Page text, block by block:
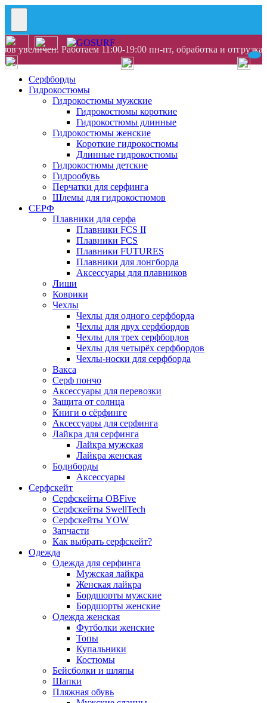
увеличен. Работаем 11:00-19:00 пн-пт, обработка и
Серфборды
Гидрокостюмы
Гидрокостюмы мужские
Гидрокостюмы короткие
Гидрокостюмы длинные
Гидрокостюмы женские
Короткие гидрокостюмы
Длинные гидрокостюмы
Гидрокостюмы детские
Гидрообувь
Перчатки для серфинга
Шлемы для гидрокостюмов
СЕРФ
Плавники для серфа
Плавники FCS II
Плавники FCS
Плавники FUTURES
Плавники для лонгборда
Аксессуары для плавников
Лиши
Коврики
Чехлы
Чехлы для одного серфборда
Чехлы для двух серфбордов
Чехлы для трех серфбордов
Чехлы для четырёх серфбордов
Чехлы-носки для серфборда
Вакса
Серф пончо
Аксессуары для перевозки
Защита от солнца
Книги о сёрфинге
Аксессуары для серфинга
Лайкра для серфинга
Лайкра мужская
Лайкра женская
Бодиборды
Аксессуары
Серфскейт
Серфскейты OBFive
Серфскейты SwellTech
Серфскейты YOW
Запчасти
Как выбрать серфскейт?
Одежда
Одежда для серфинга
Мужская лайкра
Женская лайкра
Бордшорты мужские
Бордшорты женские
Одежда женская
Футболки женские
Топы
Купальники
Костюмы
Бейсболки и шляпы
Шапки
Пляжная обувь